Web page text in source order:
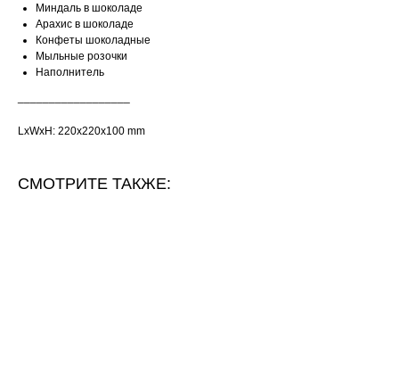
Миндаль в шоколаде
Арахис в шоколаде
Конфеты шоколадные
Мыльные розочки
Наполнитель
LxWxH: 220x220x100 mm
СМОТРИТЕ ТАКЖЕ: